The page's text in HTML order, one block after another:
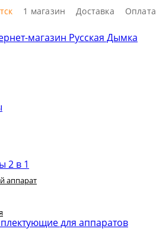
1 магазин Доставка Оплата
2 в 1
аппарат
для аппаратов